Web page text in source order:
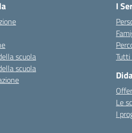
scuola
scuola
I
Tutti
Le
I